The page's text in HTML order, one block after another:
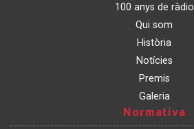
100 anys de ràdio
Qui som
Història
Notícies
Premis
Galeria
Normativa